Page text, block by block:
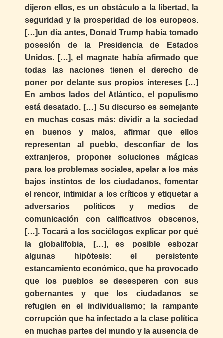
dijeron ellos, es un obstáculo a la libertad, la
seguridad y la prosperidad de los europeos.
[…]un día antes, Donald Trump había tomado
posesión de la Presidencia de Estados
Unidos. […], el magnate había afirmado que
todas las naciones tienen el derecho de
poner por delante sus propios intereses […]
En ambos lados del Atlántico, el populismo
está desatado. […] Su discurso es semejante
en muchas cosas más: dividir a la sociedad
en buenos y malos, afirmar que ellos
representan al pueblo, desconfiar de los
extranjeros, proponer soluciones mágicas
para los problemas sociales, apelar a los más
bajos instintos de los ciudadanos, fomentar
el rencor, intimidar a los críticos y etiquetar a
adversarios políticos y medios de
comunicación con calificativos obscenos,
[…]. Tocará a los sociólogos explicar por qué
la globalifobia, […], es posible esbozar
algunas hipótesis: el persistente
estancamiento económico, que ha provocado
que los pueblos se desesperen con sus
gobernantes y que los ciudadanos se
refugien en el individualismo; la rampante
corrupción que ha infectado a la clase política
en muchas partes del mundo y la ausencia de